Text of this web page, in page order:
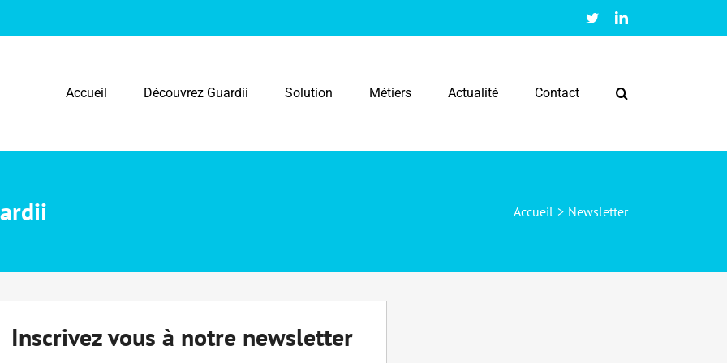
TwitterLinkedIn
Accueil Découvrez Guardii Solution Métiers Actualité Contact
Accueil > Newsletter
Inscrivez vous à notre newsletter